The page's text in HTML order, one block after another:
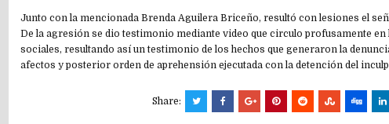
Junto con la mencionada Brenda Aguilera Briceño, resultó con lesiones el
De la agresión se dio testimonio mediante video que circulo profusamente en
sociales, resultando así un testimonio de los hechos que generaron la
afectos y posterior orden de aprehensión ejecutada con la detención del
Share: